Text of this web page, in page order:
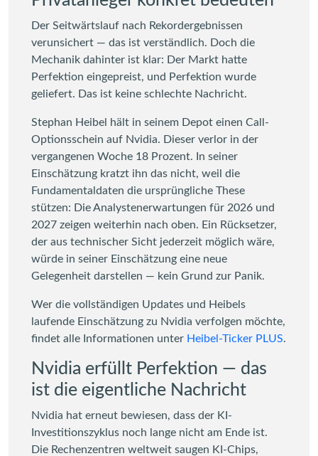
Der Seitwärtslauf nach Rekordergebnissen
verunsichert — das ist verständlich. Doch die
Mechanik dahinter ist klar: Der Markt hatte
Perfektion eingepreist, und Perfektion wurde
geliefert. Das ist keine schlechte Nachricht.
Stephan Heibel hält in seinem Depot einen Call-
Optionsschein auf Nvidia. Dieser verlor in der
vergangenen Woche 18 Prozent. In seiner
Einschätzung kratzt ihn das nicht, weil die
Fundamentaldaten die ursprüngliche These
stützen: Die Analystenerwartungen für 2026 und
2027 zeigen weiterhin nach oben. Ein Rücksetzer,
der aus technischer Sicht jederzeit möglich wäre,
würde in seiner Einschätzung eine neue
Gelegenheit darstellen — kein Grund zur Panik.
Wer die vollständigen Updates und Heibels
laufende Einschätzung zu Nvidia verfolgen möchte,
findet alle Informationen unter Heibel-Ticker PLUS.
Nvidia erfüllt Perfektion — das
ist die eigentliche Nachricht
Nvidia hat erneut bewiesen, dass der KI-
Investitionszyklus noch lange nicht am Ende ist.
Die Rechenzentren weltweit saugen KI-Chips,